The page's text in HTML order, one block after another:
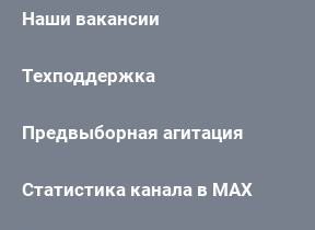
Наши вакансии
Техподдержка
Предвыборная агитация
Статистика канала в MAX